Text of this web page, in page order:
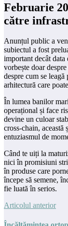
Februarie
către
Anunțul public a
subiectul a fost
important decât data
vorbește doar
despre cum se
arhitectură care
În lumea banilor
operațional și face
devine un culoar
cross-chain, această
entuziasmul de
Când te uiți la
nici în promisiuni
în produse care
începe să semene,
fie luată în serios.
Articolul anterior